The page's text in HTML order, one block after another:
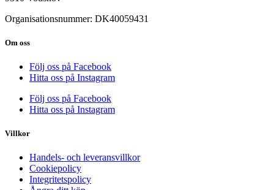
Organisationsnummer: DK40059431
Om oss
Följ oss på Facebook
Hitta oss på Instagram
Följ oss på Facebook
Hitta oss på Instagram
Villkor
Handels- och leveransvillkor
Cookiepolicy
Integritetspolicy